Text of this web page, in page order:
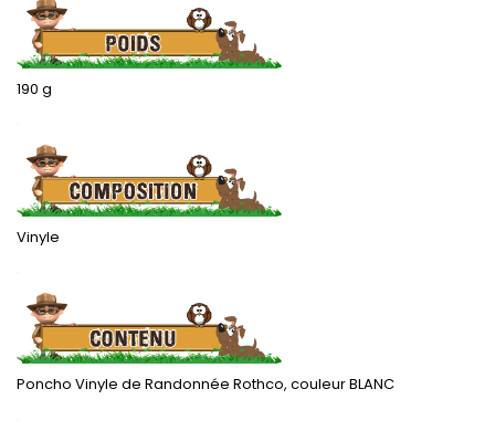
190 g
.
Vinyle
.
Poncho Vinyle de Randonnée Rothco, couleur BLANC
.